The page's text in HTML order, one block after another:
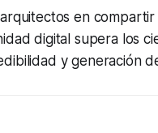
en
digital supera los
y generación